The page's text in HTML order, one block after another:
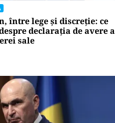
între lege și discreție: ce
declarația de avere a
sale